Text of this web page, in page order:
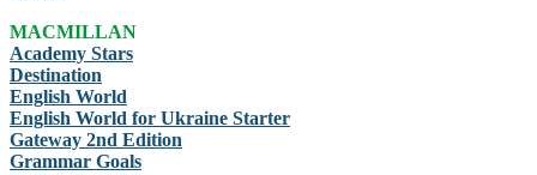
MACMILLAN
Academy Stars
Destination
English World
English World for Ukraine Starter
Gateway 2nd Edition
Grammar Goals